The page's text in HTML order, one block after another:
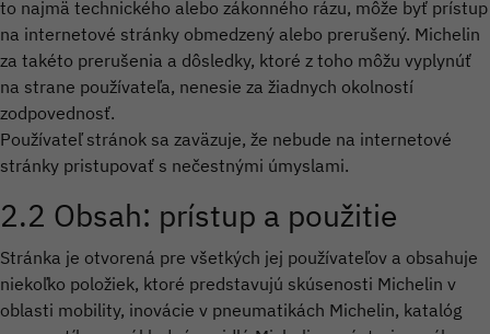
to najmä technického alebo zákonného rázu, môže byť prístup
na internetové stránky obmedzený alebo prerušený. Michelin
za takéto prerušenia a dôsledky, ktoré z toho môžu vyplynúť
na strane používateľa, nenesie za žiadnych okolností
zodpovednosť.
Používateľ stránok sa zaväzuje, že nebude na internetové
stránky pristupovať s nečestnými úmyslami.
2.2 Obsah: prístup a použitie
Stránka je otvorená pre všetkých jej používateľov a obsahuje
niekoľko položiek, ktoré predstavujú skúsenosti Michelin v
oblasti mobility, inovácie v pneumatikách Michelin, katalóg